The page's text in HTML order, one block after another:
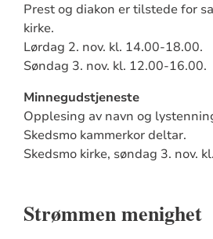
Prest og diakon er tilstede for
kirke.
Lørdag 2. nov. kl. 14.00-18.00.
Søndag 3. nov. kl. 12.00-16.00.
Minnegudstjeneste
Opplesing av navn og
Skedsmo kammerkor deltar.
Skedsmo kirke, søndag 3. nov.
Strømmen menighet